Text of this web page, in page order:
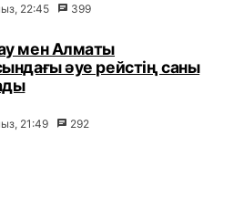
22:45 399
мен Алматы
әуе рейстің саны
21:49 292